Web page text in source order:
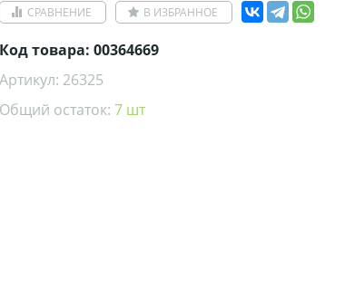
СРАВНЕНИЕ В ИЗБРАННОЕ
Код товара: 00364669
Артикул: 26325
Общий остаток:7 шт